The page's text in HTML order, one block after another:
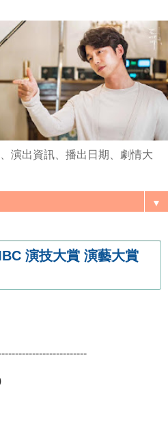
演出資訊、播出日期、劇情大
▼
演技大賞 演藝大賞